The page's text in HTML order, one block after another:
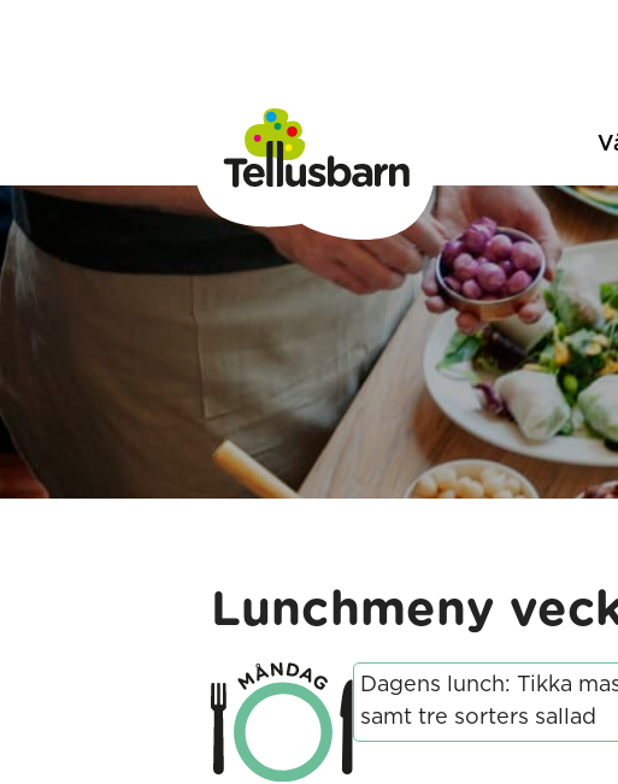
Lunchmeny
Dagens lunch: Tikka
samt tre sorters sallad